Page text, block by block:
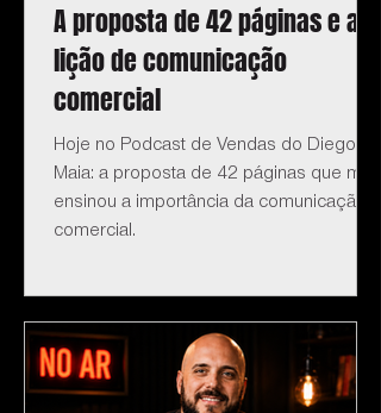
A proposta de 42 páginas e a
lição de comunicação
comercial
Hoje no Podcast de Vendas do Diego
Maia: a proposta de 42 páginas que me
ensinou a importância da comunicação
comercial.